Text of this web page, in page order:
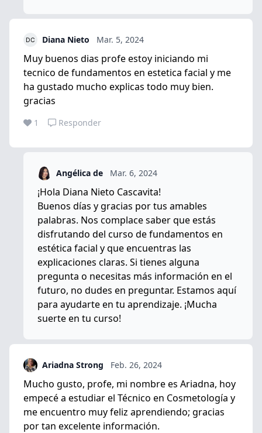
Diana Nieto Mar. 5, 2024
Muy buenos dias profe estoy iniciando mi
tecnico de fundamentos en estetica facial y me
ha gustado mucho explicas todo muy bien.
gracias
1 Responder
Angélica de Mar. 6, 2024
¡Hola Diana Nieto Cascavita!
Buenos días y gracias por tus amables
palabras. Nos complace saber que estás
disfrutando del curso de fundamentos en
estética facial y que encuentras las
explicaciones claras. Si tienes alguna
pregunta o necesitas más información en el
futuro, no dudes en preguntar. Estamos aquí
para ayudarte en tu aprendizaje. ¡Mucha
suerte en tu curso!
Ariadna Strong Feb. 26, 2024
Mucho gusto, profe, mi nombre es Ariadna, hoy
empecé a estudiar el Técnico en Cosmetología y
me encuentro muy feliz aprendiendo; gracias
por tan excelente información.